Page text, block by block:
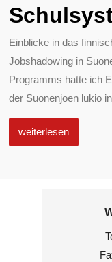
Einblicke in das
Jobshadowing in
Programms hatte ich
der Suonenjoen lukio
weiterlesen